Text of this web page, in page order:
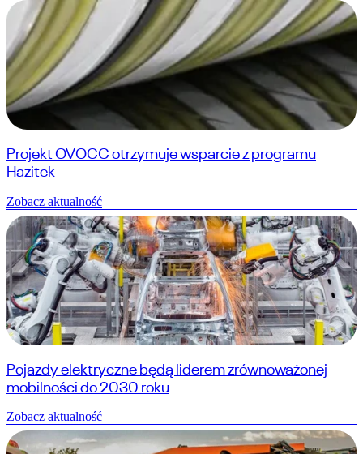
Projekt OVOCC otrzymuje wsparcie z programu
Hazitek
Zobacz aktualność
Pojazdy elektryczne będą liderem zrównoważonej
mobilności do 2030 roku
Zobacz aktualność